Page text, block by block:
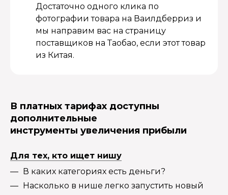
Достаточно одного клика по
фотографии товара на Ваилдберриз и
мы направим вас на страницу
поставщиков на Таобао, если этот товар
из Китая.
В платных тарифах доступны
дополнительные
инструменты увеличения прибыли
Для тех, кто ищет нишу
В каких категориях есть деньги?
Насколько в нише легко запустить новый